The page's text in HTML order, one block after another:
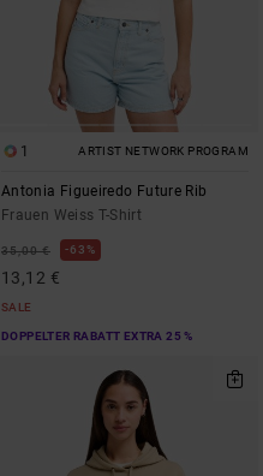
1 ARTIST NETWORK PROGRAM
Antonia Figueiredo Future Rib
Frauen Weiss T-Shirt
35,00 € 63%
13,12 €
SALE
DOPPELTER RABATT EXTRA 25 %